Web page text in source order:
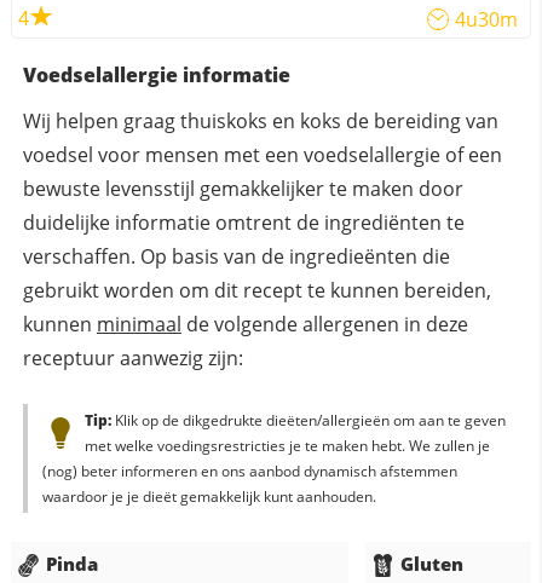
4 4u30m
Voedselallergie informatie
Wij helpen graag thuiskoks en koks de bereiding van
voedsel voor mensen met een voedselallergie of een
bewuste levensstijl gemakkelijker te maken door
duidelijke informatie omtrent de ingrediënten te
verschaffen. Op basis van de ingredieënten die
gebruikt worden om dit recept te kunnen bereiden,
kunnen minimaal de volgende allergenen in deze
receptuur aanwezig zijn:
Tip:Klik op de dikgedrukte dieëten/allergieën om aan te geven
met welke voedingsrestricties je te maken hebt. We zullen je
(nog) beter informeren en ons aanbod dynamisch afstemmen
waardoor je je dieët gemakkelijk kunt aanhouden.
Pinda Gluten